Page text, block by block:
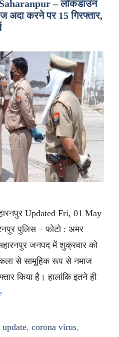
– लॉकडाउन
अदा करने पर 15 गिरफ्तार,
Updated Fri, 01 May
पुलिस – फोटो : अमर
जनपद में शुक्रवार को
कला से सामूहिक रूप से नमाज
किया है। हालांकि इतने ही
, corona virus,